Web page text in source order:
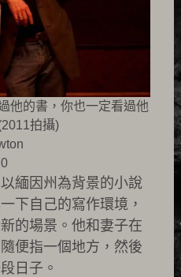
他的書，你也一定看過他
拍攝)
緬因州為背景的小說
下自己的寫作環境，
的場景。他和妻子在
便指一個地方，然後
日子。